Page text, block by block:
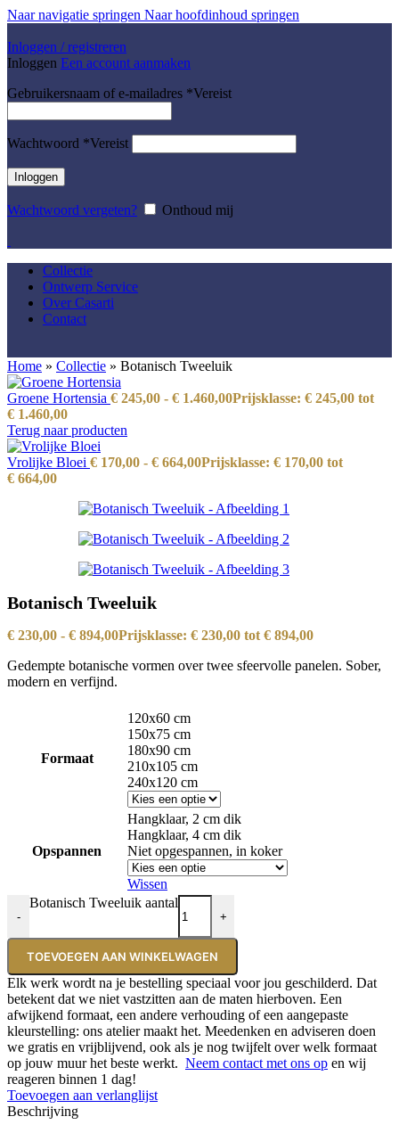
Naar navigatie springen Naar hoofdinhoud springen
Inloggen / registreren
Inloggen Een account aanmaken
Gebruikersnaam of e-mailadres *Vereist
Wachtwoord *Vereist
Inloggen
Wachtwoord vergeten? Onthoud mij
Collectie
Ontwerp Service
Over Casarti
Contact
Home » Collectie » Botanisch Tweeluik
Groene Hortensia € 245,00 - € 1.460,00Prijsklasse: € 245,00 tot
€ 1.460,00
Terug naar producten
Vrolijke Bloei € 170,00 - € 664,00Prijsklasse: € 170,00 tot
€ 664,00
Botanisch Tweeluik
€ 230,00 - € 894,00Prijsklasse: € 230,00 tot € 894,00
Gedempte botanische vormen over twee sfeervolle panelen. Sober,
modern en verfijnd.
Formaat
120x60 cm
150x75 cm
180x90 cm
210x105 cm
240x120 cm
Opspannen
Hangklaar, 2 cm dik
Hangklaar, 4 cm dik
Niet opgespannen, in koker
Wissen
-
Botanisch Tweeluik aantal
+
TOEVOEGEN AAN WINKELWAGEN
Elk werk wordt na je bestelling speciaal voor jou geschilderd. Dat
betekent dat we niet vastzitten aan de maten hierboven. Een
afwijkend formaat, een andere verhouding of een aangepaste
kleurstelling: ons atelier maakt het. Meedenken en adviseren doen
we gratis en vrijblijvend, ook als je nog twijfelt over welk formaat
op jouw muur het beste werkt. Neem contact met ons op en wij
reageren binnen 1 dag!
Toevoegen aan verlanglijst
Beschrijving